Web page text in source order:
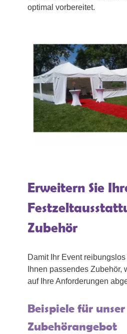
optimal vorbereitet.
Erweitern Sie
Zubehör
Damit Ihr Event
Ihnen passendes Zubehör,
auf Ihre Anforderungen
Beispiele für unser
Zubehörangebot